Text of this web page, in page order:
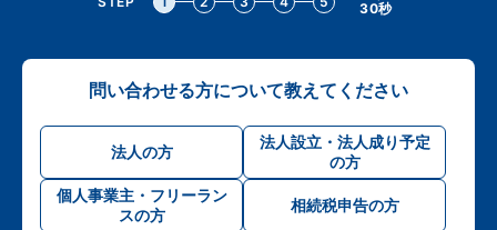
30秒
問い合わせる方について教えてください
法人の方
法人設立・法人成り予定
の方
個人事業主・フリーラン
スの方
相続税申告の方